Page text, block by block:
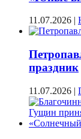
11.07.2026 |
праздник
11.07.2026 |